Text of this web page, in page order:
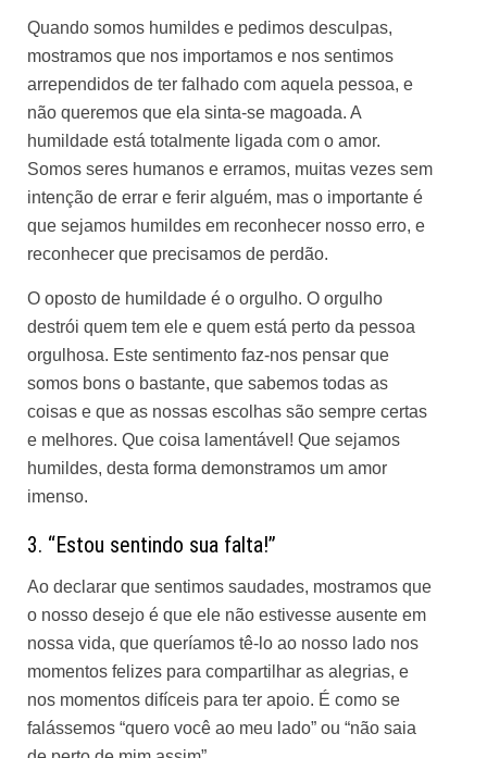
Quando somos humildes e pedimos desculpas,
mostramos que nos importamos e nos sentimos
arrependidos de ter falhado com aquela pessoa, e
não queremos que ela sinta-se magoada. A
humildade está totalmente ligada com o amor.
Somos seres humanos e erramos, muitas vezes sem
intenção de errar e ferir alguém, mas o importante é
que sejamos humildes em reconhecer nosso erro, e
reconhecer que precisamos de perdão.
O oposto de humildade é o orgulho. O orgulho
destrói quem tem ele e quem está perto da pessoa
orgulhosa. Este sentimento faz-nos pensar que
somos bons o bastante, que sabemos todas as
coisas e que as nossas escolhas são sempre certas
e melhores. Que coisa lamentável! Que sejamos
humildes, desta forma demonstramos um amor
imenso.
3. “Estou sentindo sua falta!”
Ao declarar que sentimos saudades, mostramos que
o nosso desejo é que ele não estivesse ausente em
nossa vida, que queríamos tê-lo ao nosso lado nos
momentos felizes para compartilhar as alegrias, e
nos momentos difíceis para ter apoio. É como se
falássemos “quero você ao meu lado” ou “não saia